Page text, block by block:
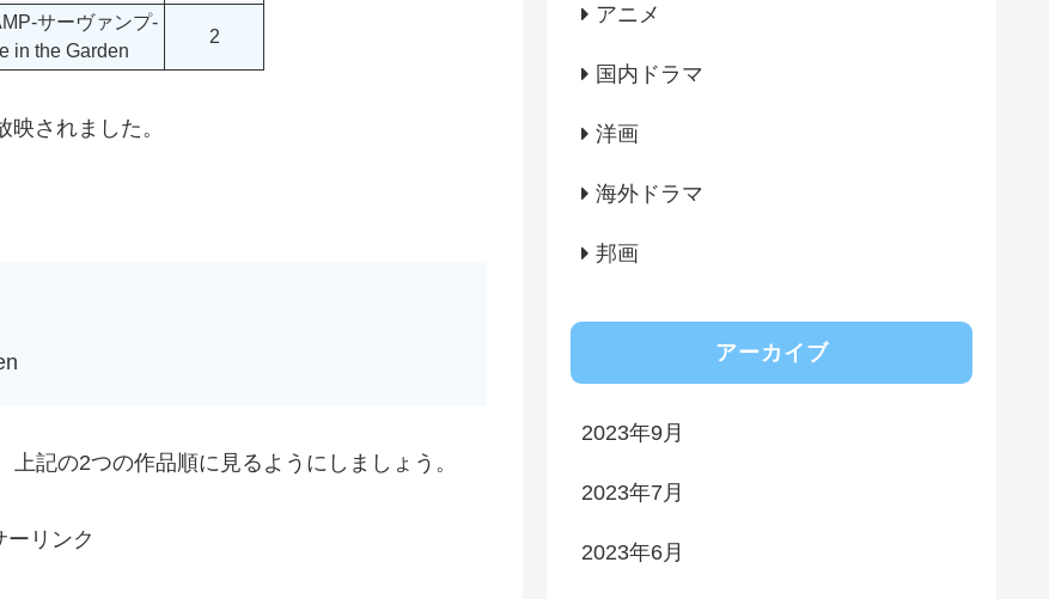
サーヴァンプ-
in the Garden
2
されました。
記の2つの作品順に見るようにしましょう。
ーリンク
アニメ
国内ドラマ
洋画
海外ドラマ
邦画
アーカイブ
2023年9月
2023年7月
2023年6月